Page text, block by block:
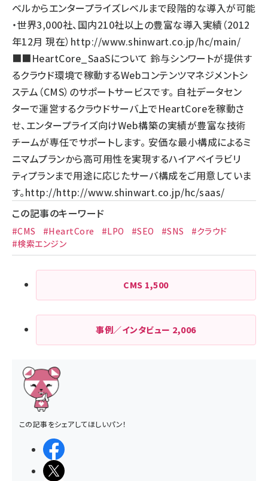
ベルからエンタープライズレベルまで段階的な導入が可能
・世界3,000社、国内210社以上の豊富な導入実績（2012
年12月 現在） http://www.shinwart.co.jp/hc/main/
■■HeartCore_SaaSについて 鈴与シンワートが提供す
るクラウド環境で稼動するWebコンテンツマネジメントシ
ステム（CMS）のサポートサービスです。 自社データセン
ターで運営するクラウドサーバ上でHeartCoreを稼動さ
せ、エンタープライズ向けWeb構築の実績が豊富な技術
チームが専任でサポートします。 安価な最小構成によるミ
ニマムプランから高可用性を実現するハイアベイラビリ
ティプランまで用途に応じたサーバ構成をご用意していま
す。http://http://www.shinwart.co.jp/hc/saas/
この記事のキーワード
#CMS #HeartCore #LPO #SEO #SNS
#クラウド
#検索エンジン
CMS 1,500
事例／インタビュー 2,006
この記事をシェアしてほしいパン！